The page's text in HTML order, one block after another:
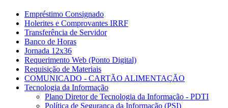
Empréstimo Consignado
Holerites e Comprovantes IRRF
Transferência de Servidor
Banco de Horas
Jornada 12x36
Requerimento Web (Ponto Digital)
Requisição de Materiais
COMUNICADO - CARTÃO ALIMENTAÇÃO
Tecnologia da Informação
Plano Diretor de Tecnologia da Informação - PDTI
Política de Segurança da Informação (PSI)